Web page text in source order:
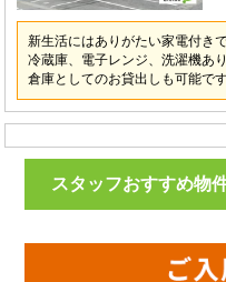
新生活にはありがたい家電付き
冷蔵庫、電子レンジ、洗濯機あ
倉庫としてのお貸出しも可能で
スタッフおすすめ物